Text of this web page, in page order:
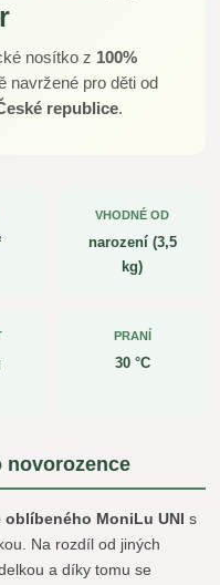
nosítko z 100%
navržené pro děti od
republice.
VHODNÉ OD
narození (3,5
kg)
PRANÍ
30 °C
novorozence
oblíbeného MoniLu UNI s
Na rozdíl od jiných
a díky tomu se